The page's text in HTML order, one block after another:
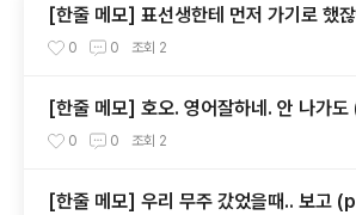
[한줄 메모] 표선생한테 먼저 가기로
y fermi)
0 0 조회 2
[한줄 메모] 호오. 영어잘하네. 안 나가
캔뒤)
0 0 조회 2
[한줄 메모] 우리 무주 갔었을때.. 보고